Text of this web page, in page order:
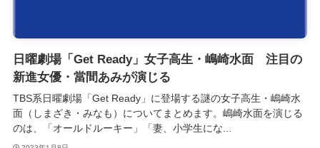
日曜劇場「Get Ready」女子高生・嶋崎水面 注目の
新進女優・當間あみが演じる
TBS系日曜劇場「Get Ready」に登場する謎の女子高生・嶋崎水
面（しまざき・みなも）についてまとめます。嶋崎水面を演じる
のは、「オールドルーキー」「妻、小学生にな...